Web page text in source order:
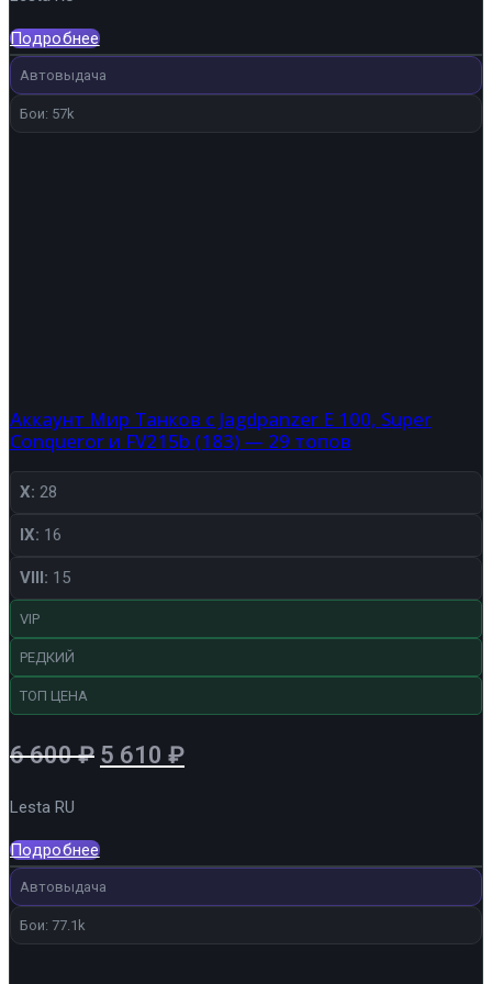
5
280 ₽.
Подробнее
Автовыдача
Бои: 57k
Аккаунт Мир Танков с Jagdpanzer E 100, Super
Conqueror и FV215b (183) — 29 топов
X: 28
IX: 16
VIII: 15
VIP
РЕДКИЙ
ТОП ЦЕНА
6 600₽ Первоначальная
6
600 ₽.
5 610 ₽Текущая
Lesta RU
Подробнее
Автовыдача
Бои: 77.1k